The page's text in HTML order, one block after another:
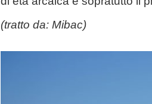
(tratto da: Mibac)